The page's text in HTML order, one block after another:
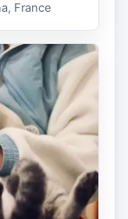
France